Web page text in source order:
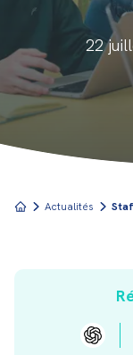
22
Actualités